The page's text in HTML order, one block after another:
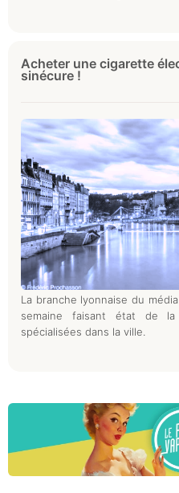
Acheter une cigarette
sinécure !
La branche lyonnaise du
semaine faisant état de la
spécialisées dans la ville.